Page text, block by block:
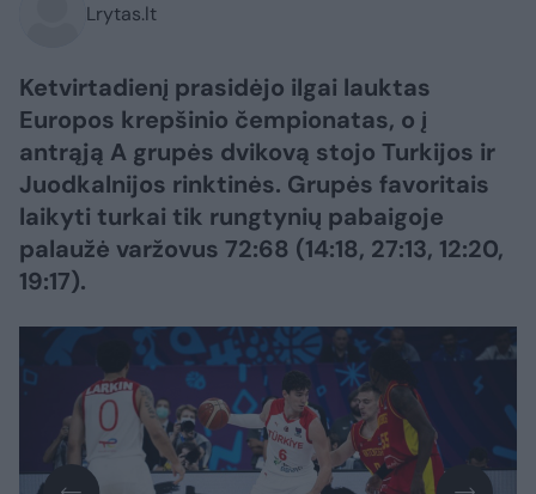
Lrytas.lt
Ketvirtadienį prasidėjo ilgai lauktas
Europos krepšinio čempionatas, o į
antrąją A grupės dvikovą stojo Turkijos ir
Juodkalnijos rinktinės. Grupės favoritais
laikyti turkai tik rungtynių pabaigoje
palaužė varžovus 72:68 (14:18, 27:13, 12:20,
19:17).